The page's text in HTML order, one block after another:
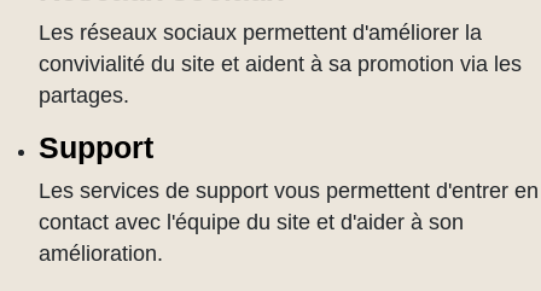
Les réseaux sociaux permettent d'améliorer la
convivialité du site et aident à sa promotion via les
partages.
Support
Les services de support vous permettent d'entrer en
contact avec l'équipe du site et d'aider à son
amélioration.